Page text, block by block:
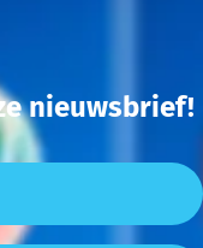
nieuwsbrief!